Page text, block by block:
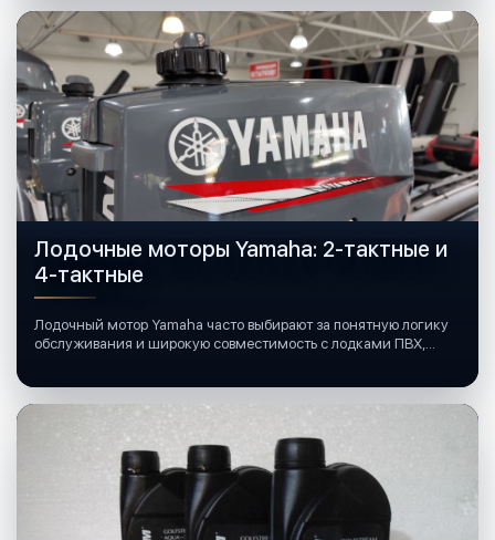
Лодочные моторы Yamaha: 2-тактные и
4-тактные
Лодочный мотор Yamaha часто выбирают за понятную логику
обслуживания и широкую совместимость с лодками ПВХ,